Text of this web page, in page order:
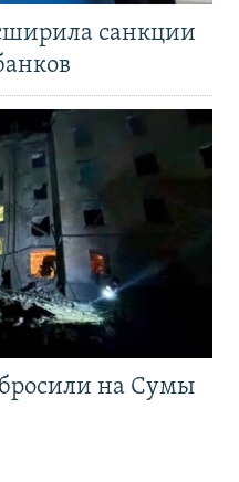
санкции
на Сумы